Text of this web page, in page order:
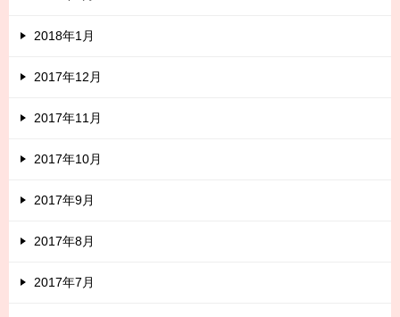
2018年1月
2017年12月
2017年11月
2017年10月
2017年9月
2017年8月
2017年7月